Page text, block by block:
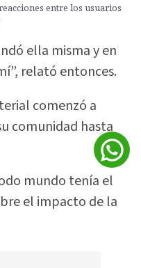
entre los usuarios
ella misma y en
relató entonces.
comenzó a
comunidad hasta
mundo tenía el
el impacto de la